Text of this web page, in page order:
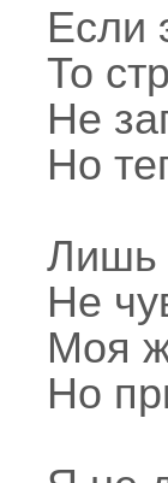
Если
То
Не
Но
Лишь
Не
Моя
Но